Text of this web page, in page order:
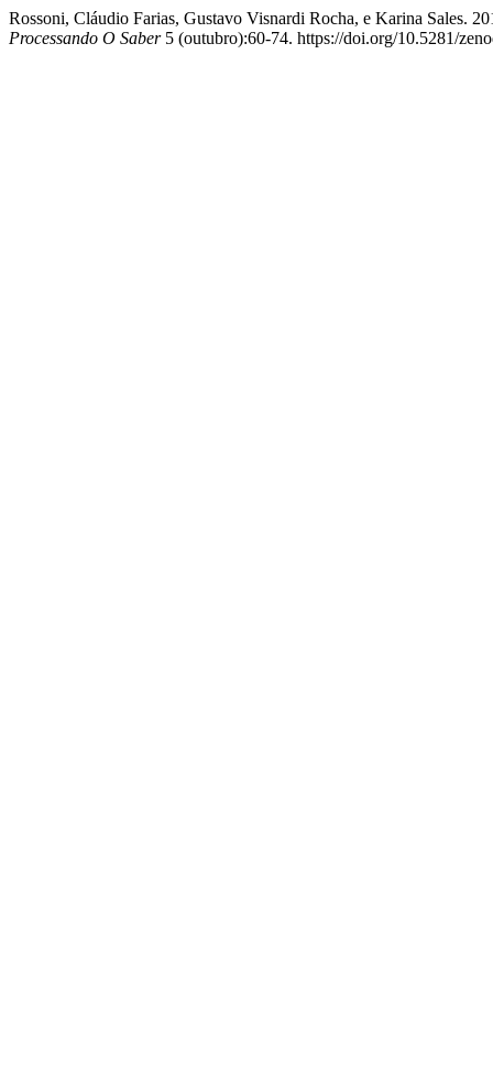
Rossoni, Cláudio Farias, Gustavo Visnardi Rocha, e Karina Sales.
Processando O Saber5 (outubro):60-74. https://doi.org/10.5281/